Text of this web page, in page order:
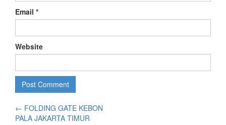
Email *
Website
← FOLDING GATE KEBON
PALA JAKARTA TIMUR